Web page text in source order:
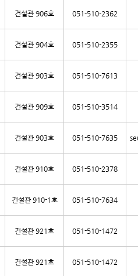
건설관 906호 051-510-2362
건설관 904호 051-510-2355
건설관 903호 051-510-7613
건설관 909호 051-510-3514
건설관 903호 051-510-7635
건설관 910호 051-510-2378
건설관 910-1호 051-510-7634
건설관 921호 051-510-1472
건설관 921호 051-510-1472